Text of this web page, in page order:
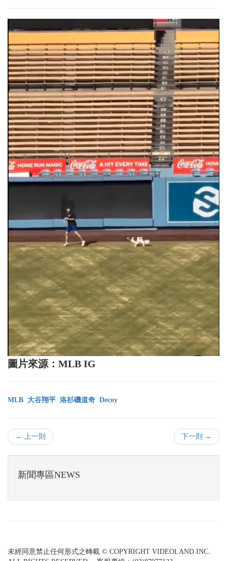
圖片來源：MLB IG
MLB 大谷翔平 洛杉磯道奇 Decoy
← 上一則 下一則 →
新聞專區NEWS
未經同意禁止任何形式之轉載 © COPYRIGHT VIDEOLAND INC.